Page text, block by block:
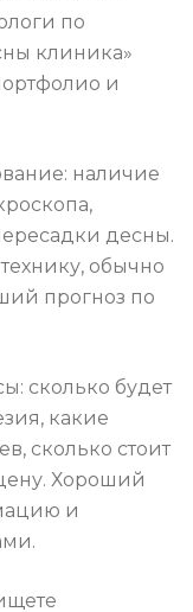
по
клиника»
и
наличие
десны.
обычно
прогноз по
сколько будет
какие
сколько стоит
Хороший
и